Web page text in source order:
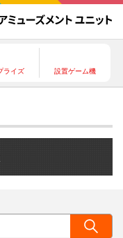
ライズ 設置ゲーム機